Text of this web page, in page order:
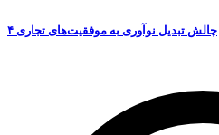
۴ چالش تبدیل نوآوری به موفقیت‌های تجاری